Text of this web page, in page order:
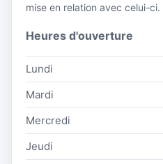
mise en relation avec celui-ci.
Heures d'ouverture
Lundi
Mardi
Mercredi
Jeudi